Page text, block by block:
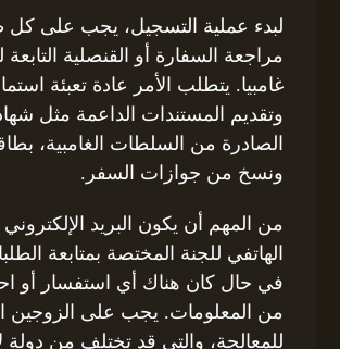
لبدء عملية التسجيل، يجب على
مراجعة السفارة أو القنصلية التابعة
غامبيا. يتطلب الأمر عادة تعبئة
وتقديم المستندات الداعمة مثل
الصادرة من السلطات الغامبية،
ونسخ من جوازات السفر.
من المهم أن يكون البريد الإلكتروني
الهاتفي للجنة المختصة بمتابعة
في حال كان هناك أي استفسار أو
من المعلومات. يجب على الزوجين
للمعالجة، والتي قد تختلف من دولة